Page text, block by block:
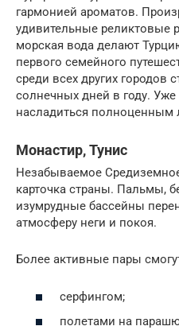
гармонией ароматов.
удивительные реликтовые
морская вода делают
первого семейного
среди всех других городов
солнечных дней в году.
насладиться полноценным
Монастир, Тунис
Незабываемое
карточка страны. Пальмы,
изумрудные бассейны
атмосферу неги и покоя.
Более активные пары
серфингом;
полетами на